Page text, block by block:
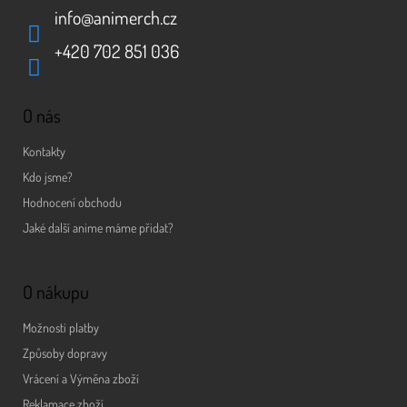
info@animerch.cz
+420 702 851 036
O nás
Kontakty
Kdo jsme?
Hodnocení obchodu
Jaké další anime máme přidat?
O nákupu
Možnosti platby
Způsoby dopravy
Vrácení a Výměna zboží
Reklamace zboží